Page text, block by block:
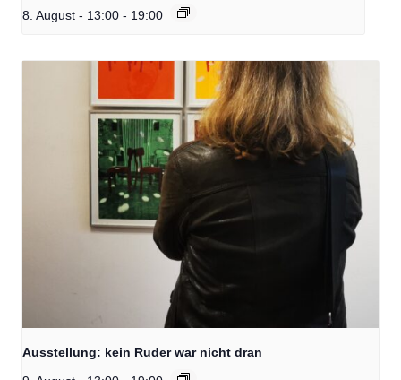
8. August - 13:00 - 19:00
Ausstellung: kein Ruder war nicht dran